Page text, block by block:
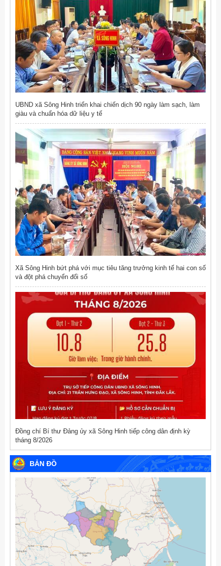
UBND xã Sông Hinh triển khai chiến dịch 90 ngày làm sạch, làm
giàu và chuẩn hóa dữ liệu y tế
Xã Sông Hinh bứt phá với mục tiêu tăng trưởng kinh tế hai con số
và đột phá chuyển đổi số
Đồng chí Bí thư Đảng ủy xã Sông Hinh tiếp công dân định kỳ
tháng 8/2026
BẢN ĐỒ